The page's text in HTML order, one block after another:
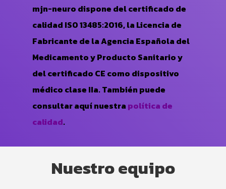
mjn-neuro dispone del certificado de
calidad ISO 13485:2016, la Licencia de
Fabricante de la Agencia Española del
Medicamento y Producto Sanitario y
del certificado CE como dispositivo
médico clase IIa. También puede
consultar aquí nuestra política de
calidad.
Nuestro equipo